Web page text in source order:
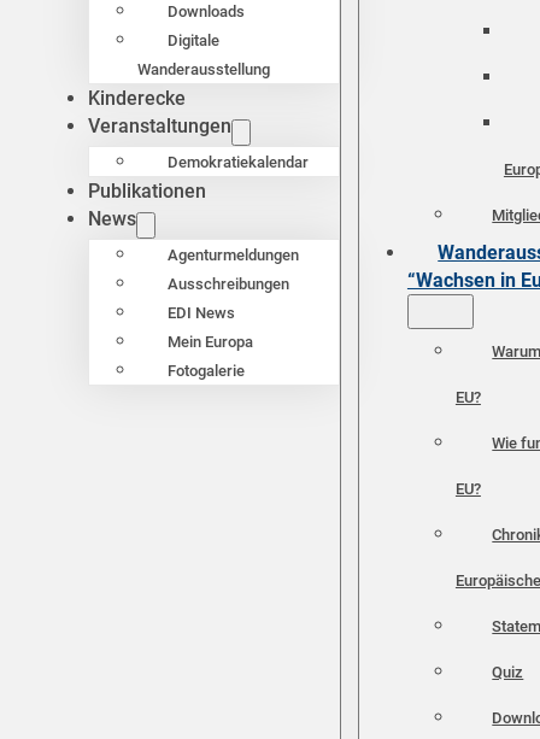
Downloads
Digitale
Wanderausstellung
Kinderecke
Veranstaltungen
Demokratiekalendar
Publikationen
News
Agenturmeldungen
Ausschreibungen
EDI News
Mein Europa
Fotogalerie
“Wachsen in
EU?
Wie
EU?
Quiz